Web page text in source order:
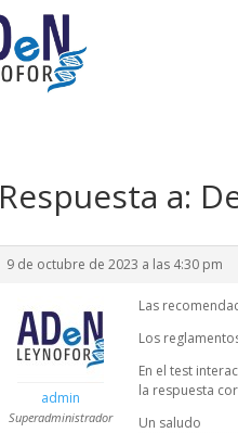
Respuesta a:
9 de octubre de 2023 a las 4:30 pm
admin
Superadministrador
Las
Los
En el test
la respuesta
Un saludo